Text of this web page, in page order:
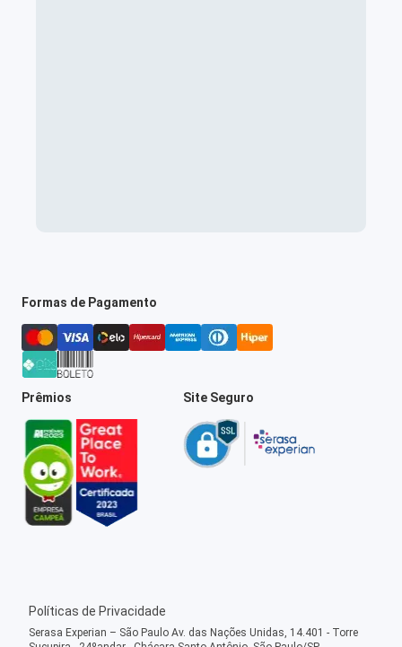
Formas de Pagamento
Prêmios Site Seguro
Políticas de Privacidade
Serasa Experian – São Paulo Av. das Nações Unidas, 14.401 - Torre